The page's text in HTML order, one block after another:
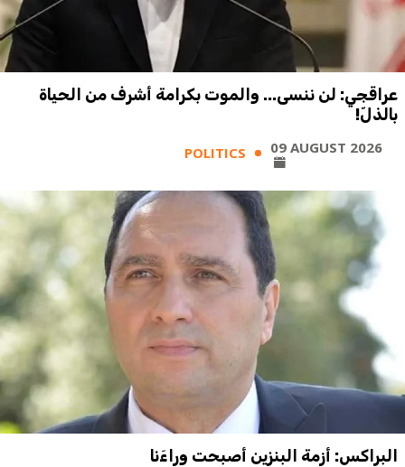
عراقجي: لن ننسى... والموت بكرامة أشرف من الحياة
بالذلّ!
POLITICS 09 AUGUST 2026
البراكس: أزمة البنزين أصبحت وراءَنا